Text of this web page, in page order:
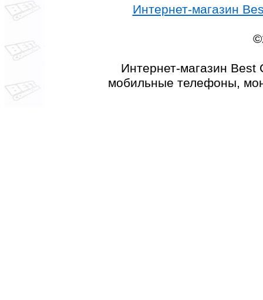
Интернет-магазин
Интернет-магазин Best
мобильные телефоны,